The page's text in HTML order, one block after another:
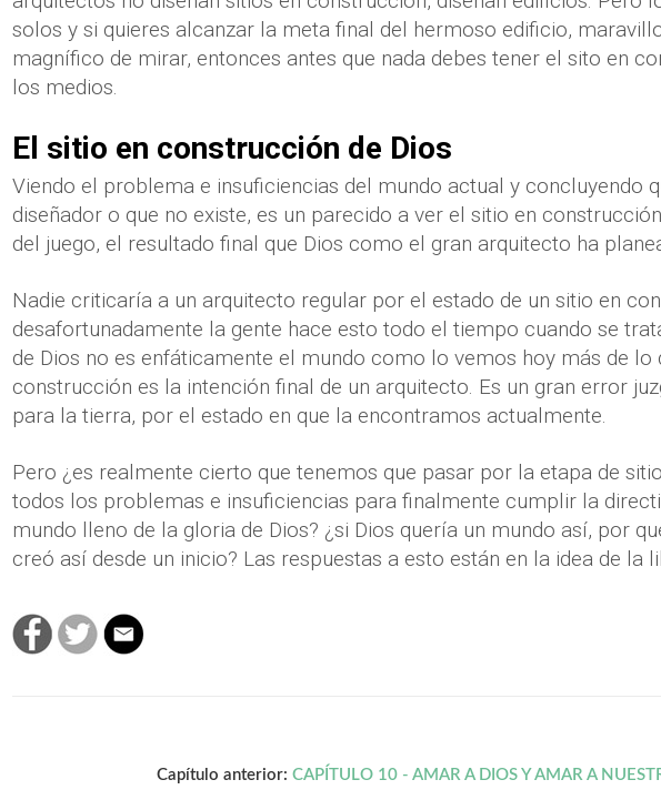
solos y si quieres alcanzar la meta final del hermoso edificio,
magnífico de mirar, entonces antes que nada debes tener el sito en
los medios.
El sitio en construcción de Dios
Viendo el problema e insuficiencias del mundo actual y concluyendo
diseñador o que no existe, es un parecido a ver el sitio en
del juego, el resultado final que Dios como el gran arquitecto ha
Nadie criticaría a un arquitecto regular por el estado de un sitio en
desafortunadamente la gente hace esto todo el tiempo cuando se
de Dios no es enfáticamente el mundo como lo vemos hoy más de lo
construcción es la intención final de un arquitecto. Es un gran error
para la tierra, por el estado en que la encontramos actualmente.
Pero ¿es realmente cierto que tenemos que pasar por la etapa de
todos los problemas e insuficiencias para finalmente cumplir la
mundo lleno de la gloria de Dios? ¿si Dios quería un mundo así, por
creó así desde un inicio? Las respuestas a esto están en la idea de la
Capítulo anterior: CAPÍTULO 10 - AMAR A DIOS Y AMAR A